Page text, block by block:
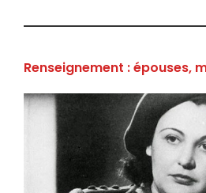
Renseignement : épouses,